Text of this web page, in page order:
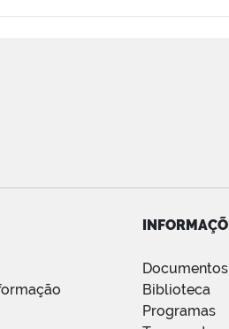
Documentos
Biblioteca
Programas